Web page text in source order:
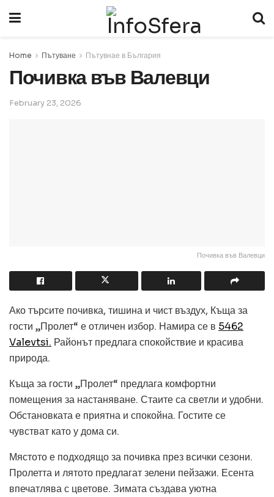
Home Пътуване Пътувнае в България
Почивка във Валевци
February 23, 2026
Почивка във Валевци
Ако търсите почивка, тишина и чист въздух, Къща за
гости „Пролет“ е отличен избор. Намира се в 5462
Valevtsi. Районът предлага спокойствие и красива
природа.
Къща за гости „Пролет“ предлага комфортни
помещения за настаняване. Стаите са светли и удобни.
Обстановката е приятна и спокойна. Гостите се
чувстват като у дома си.
Мястото е подходящо за почивка през всички сезони.
Пролетта и лятото предлагат зелени пейзажи. Есента
впечатлява с цветове. Зимата създава уютна